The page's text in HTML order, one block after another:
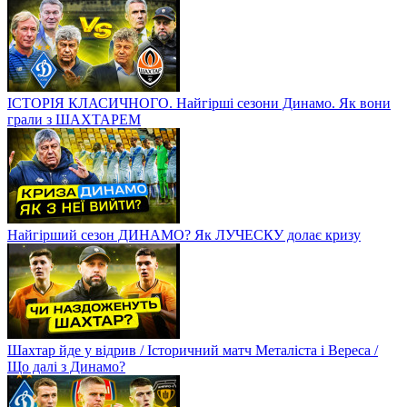
ІСТОРІЯ КЛАСИЧНОГО. Найгірші сезони Динамо. Як вони
грали з ШАХТАРЕМ
Найгірший сезон ДИНАМО? Як ЛУЧЕСКУ долає кризу
Шахтар йде у відрив / Історичний матч Металіста і Вереса /
Що далі з Динамо?